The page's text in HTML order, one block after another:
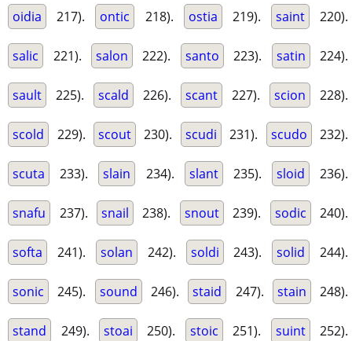
oidia 217). ontic 218). ostia 219). saint 220).
salic 221). salon 222). santo 223). satin 224).
sault 225). scald 226). scant 227). scion 228).
scold 229). scout 230). scudi 231). scudo 232).
scuta 233). slain 234). slant 235). sloid 236).
snafu 237). snail 238). snout 239). sodic 240).
softa 241). solan 242). soldi 243). solid 244).
sonic 245). sound 246). staid 247). stain 248).
stand 249). stoai 250). stoic 251). suint 252).